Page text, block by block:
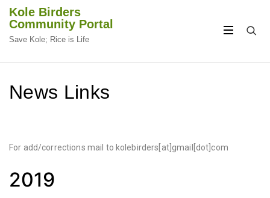
Kole Birders
Community Portal
Save Kole; Rice is Life
News Links
For add/corrections mail to kolebirders[at]gmail[dot]com
2019